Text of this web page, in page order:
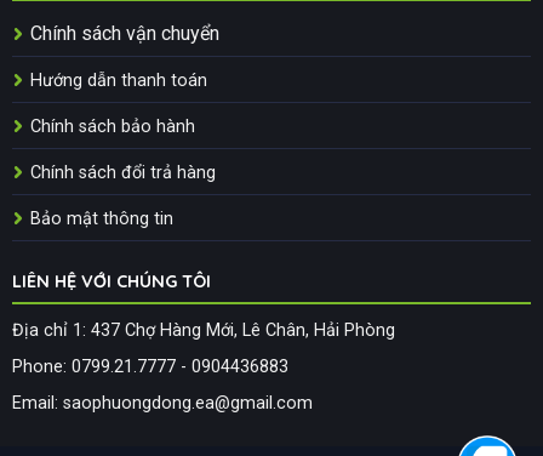
Chính sách vận chuyển
Hướng dẫn thanh toán
Chính sách bảo hành
Chính sách đổi trả hàng
Bảo mật thông tin
LIÊN HỆ VỚI CHÚNG TÔI
Địa chỉ 1: 437 Chợ Hàng Mới, Lê Chân, Hải Phòng
Phone: 0799.21.7777 - 0904436883
Email: saophuongdong.ea@gmail.com